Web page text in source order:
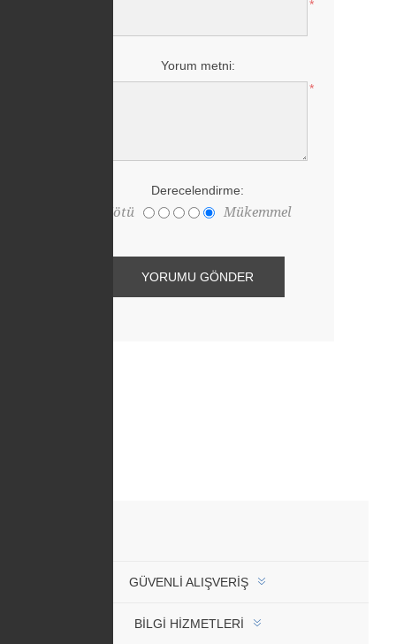
*
Yorum metni:
*
Derecelendirme:
Kötü Mükemmel
GÜVENLI ALIŞVERIŞ
BİLGİ HİZMETLERİ